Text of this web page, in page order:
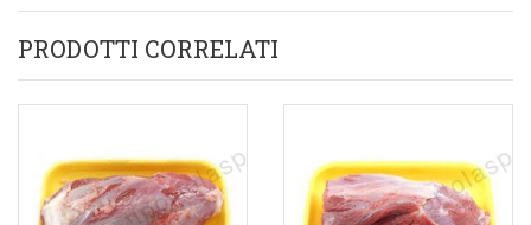
PRODOTTI CORRELATI